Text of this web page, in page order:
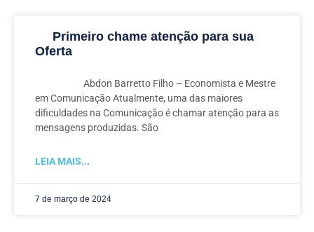
Primeiro chame atenção para sua
Oferta
Abdon Barretto Filho – Economista e Mestre
em Comunicação Atualmente, uma das maiores
dificuldades na Comunicação é chamar atenção para as
mensagens produzidas. São
LEIA MAIS...
7 de março de 2024